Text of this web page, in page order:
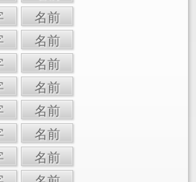
名前
名前
名前
名前
名前
名前
名前